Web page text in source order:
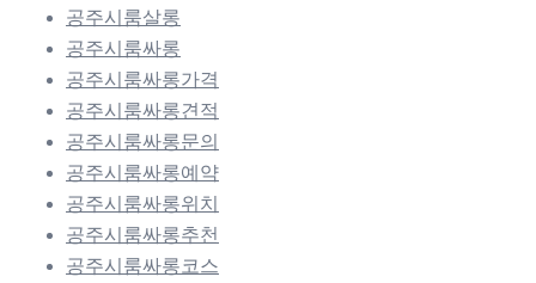
공주시룸살롱
공주시룸싸롱
공주시룸싸롱가격
공주시룸싸롱견적
공주시룸싸롱문의
공주시룸싸롱예약
공주시룸싸롱위치
공주시룸싸롱추천
공주시룸싸롱코스